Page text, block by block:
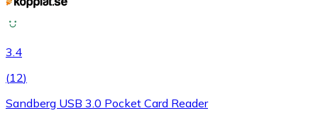
3.4
(12)
Sandberg USB 3.0 Pocket Card Reader